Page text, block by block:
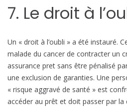
7. Le droit à
Un « droit à l’oubli » a été instauré.
malade du cancer de contracter un
assurance pret sans être pénalisé
une exclusion de garanties. Une
« risque aggravé de santé » est
accéder au prêt et doit passer par la